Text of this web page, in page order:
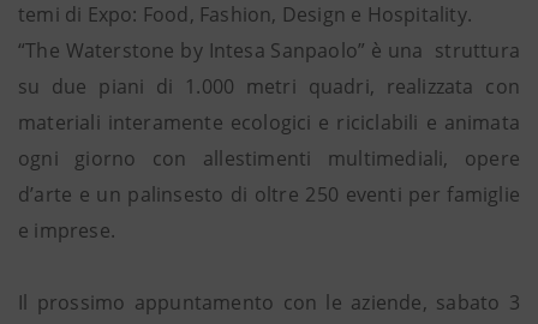
temi di Expo: Food, Fashion, Design e Hospitality.
“The Waterstone by Intesa Sanpaolo” è una struttura
su due piani di 1.000 metri quadri, realizzata con
materiali interamente ecologici e riciclabili e animata
ogni giorno con allestimenti multimediali, opere
d’arte e un palinsesto di oltre 250 eventi per famiglie
e imprese.
Il prossimo appuntamento con le aziende, sabato 3